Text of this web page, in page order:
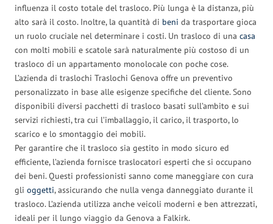
influenza il costo totale del trasloco. Più lunga è la distanza, più
alto sarà il costo. Inoltre, la quantità di beni da trasportare gioca
un ruolo cruciale nel determinare i costi. Un trasloco di una casa
con molti mobili e scatole sarà naturalmente più costoso di un
trasloco di un appartamento monolocale con poche cose.
L’azienda di traslochi Traslochi Genova offre un preventivo
personalizzato in base alle esigenze specifiche del cliente. Sono
disponibili diversi pacchetti di trasloco basati sull’ambito e sui
servizi richiesti, tra cui l’imballaggio, il carico, il trasporto, lo
scarico e lo smontaggio dei mobili.
Per garantire che il trasloco sia gestito in modo sicuro ed
efficiente, l’azienda fornisce traslocatori esperti che si occupano
dei beni. Questi professionisti sanno come maneggiare con cura
gli oggetti, assicurando che nulla venga danneggiato durante il
trasloco. L’azienda utilizza anche veicoli moderni e ben attrezzati,
ideali per il lungo viaggio da Genova a Falkirk.